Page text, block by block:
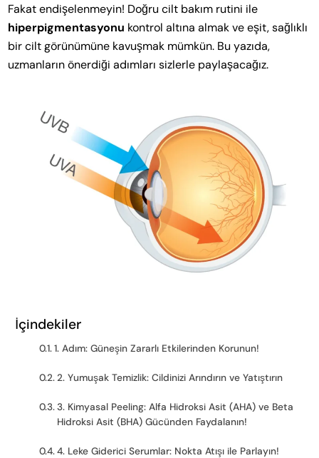
Fakat endişelenmeyin! Doğru cilt bakım rutini ile
hiperpigmentasyonu kontrol altına almak ve eşit, sağlıklı
bir cilt görünümüne kavuşmak mümkün. Bu yazıda,
uzmanların önerdiği adımları sizlerle paylaşacağız.
İçindekiler
1. Adım: Güneşin Zararlı Etkilerinden Korunun!
2. Yumuşak Temizlik: Cildinizi Arındırın ve Yatıştırın
3. Kimyasal Peeling: Alfa Hidroksi Asit (AHA) ve Beta
Hidroksi Asit (BHA) Gücünden Faydalanın!
4. Leke Giderici Serumlar: Nokta Atışı ile Parlayın!